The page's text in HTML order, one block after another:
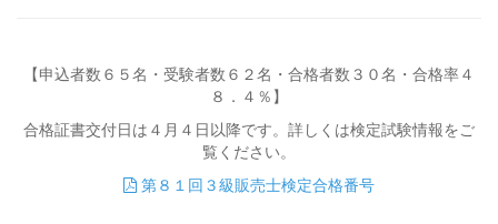
【申込者数６５名・受験者数６２名・合格者数３０名・合格率４
８．４％】
合格証書交付日は４月４日以降です。詳しくは検定試験情報をご
覧ください。
第８１回３級販売士検定合格番号